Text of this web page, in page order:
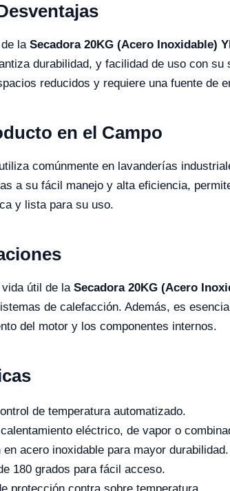
la Secadora 20KG (Acero Inoxidable)
durabilidad, y facilidad de uso con
reducidos y requiere una fuente de
en el Campo
comúnmente en lavanderías
a su fácil manejo y alta eficiencia,
y lista para su uso.
útil de la Secadora 20KG (Acero
de calefacción. Además, es
del motor y los componentes internos.
de temperatura automatizado.
eléctrico, de vapor o
acero inoxidable para mayor durabilidad.
180 grados para fácil acceso.